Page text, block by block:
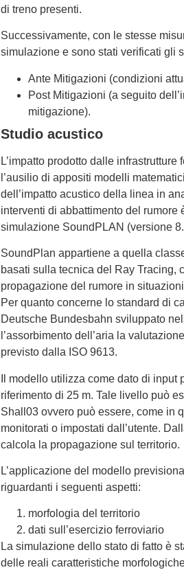
di treno presenti.
Successivamente, con le stesse
simulazione e sono stati verificati gli
Ante Mitigazioni (condizioni
Post Mitigazioni (a seguito
mitigazione).
Studio acustico
L’impatto prodotto dalle
l’ausilio di appositi modelli
dell’impatto acustico della linea in
interventi di abbattimento del rumore
simulazione SoundPLAN (versione
SoundPlan appartiene a quella
basati sulla tecnica del Ray Tracing,
propagazione del rumore in
Per quanto concerne lo standard di
Deutsche Bundesbahn sviluppato
l’assorbimento dell’aria la
previsto dalla ISO 9613.
Il modello utilizza come dato di
riferimento di 25 m. Tale livello può
Shall03 ovvero può essere, come in
monitorati o impostati dall’utente.
calcola la propagazione sul territorio.
L’applicazione del modello
riguardanti i seguenti aspetti:
morfologia del territorio
dati sull’esercizio ferroviario
La simulazione dello stato di fatto è
delle reali caratteristiche